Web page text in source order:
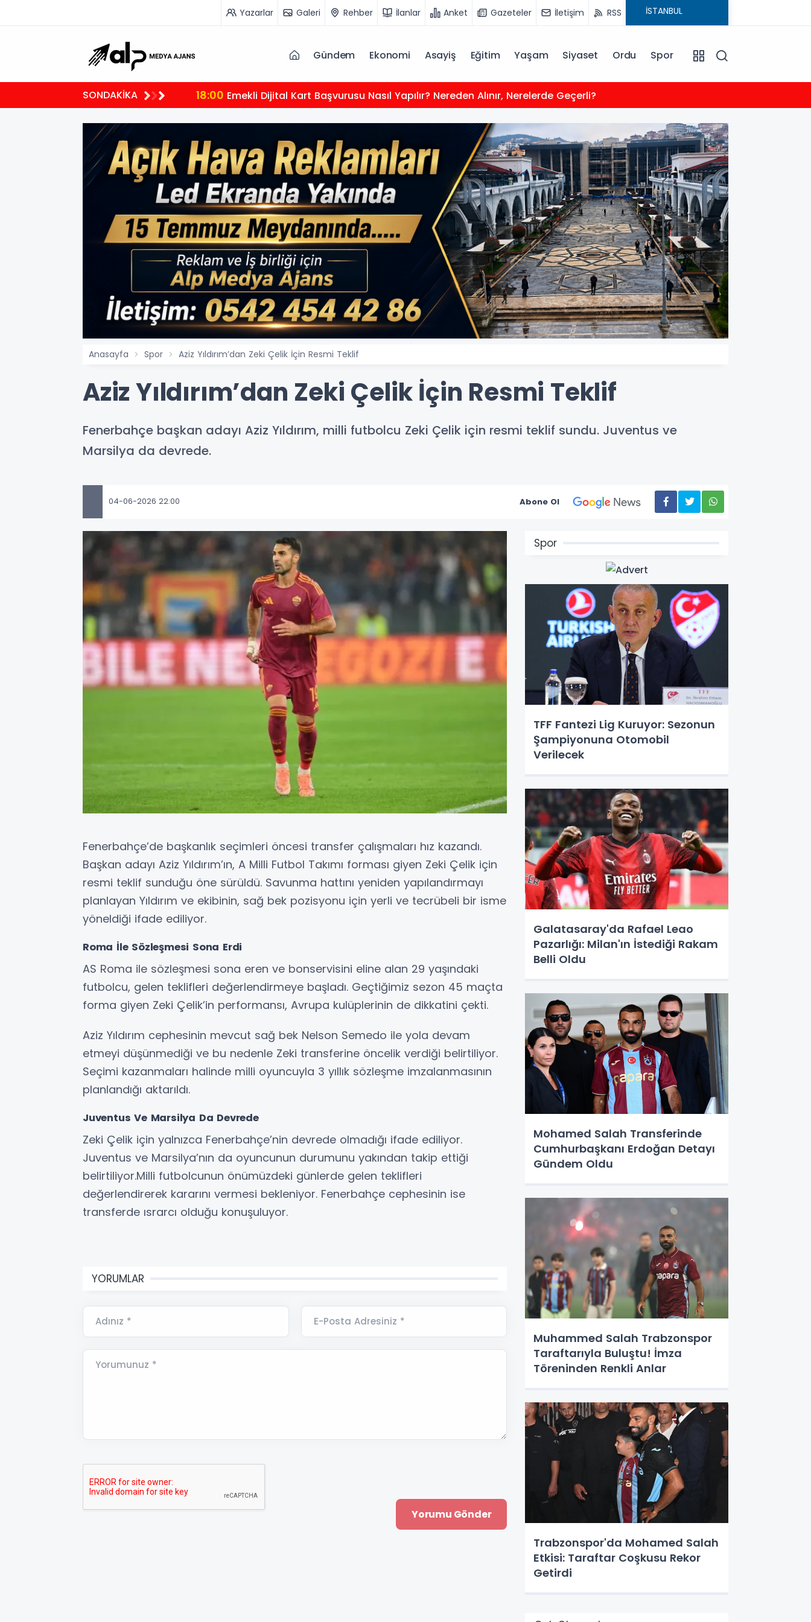
Yazarlar Galeri Rehber İlanlar Anket Gazeteler İletişim RSS
Gündem Ekonomi Asayiş Eğitim Yaşam Siyaset Ordu Spor
SONDAKİKA 18:00 Emekli Dijital Kart Başvurusu Nasıl Yapılır? Nereden Alınır, Nerelerde Geçerli?
Anasayfa Spor Aziz Yıldırım’dan Zeki Çelik İçin Resmi Teklif
Aziz Yıldırım’dan Zeki Çelik İçin Resmi Teklif
Fenerbahçe başkan adayı Aziz Yıldırım, milli futbolcu Zeki Çelik için resmi teklif sundu. Juventus ve
Marsilya da devrede.
04-06-2026 22:00 Abone Ol
Fenerbahçe’de başkanlık seçimleri öncesi transfer çalışmaları hız kazandı.
Başkan adayı Aziz Yıldırım’ın, A Milli Futbol Takımı forması giyen Zeki Çelik için
resmi teklif sunduğu öne sürüldü. Savunma hattını yeniden yapılandırmayı
planlayan Yıldırım ve ekibinin, sağ bek pozisyonu için yerli ve tecrübeli bir isme
yöneldiği ifade ediliyor.
Roma İle Sözleşmesi Sona Erdi
AS Roma ile sözleşmesi sona eren ve bonservisini eline alan 29 yaşındaki
futbolcu, gelen teklifleri değerlendirmeye başladı. Geçtiğimiz sezon 45 maçta
forma giyen Zeki Çelik’in performansı, Avrupa kulüplerinin de dikkatini çekti.
Aziz Yıldırım cephesinin mevcut sağ bek Nelson Semedo ile yola devam
etmeyi düşünmediği ve bu nedenle Zeki transferine öncelik verdiği belirtiliyor.
Seçimi kazanmaları halinde milli oyuncuyla 3 yıllık sözleşme imzalanmasının
planlandığı aktarıldı.
Juventus Ve Marsilya Da Devrede
Zeki Çelik için yalnızca Fenerbahçe’nin devrede olmadığı ifade ediliyor.
Juventus ve Marsilya’nın da oyuncunun durumunu yakından takip ettiği
belirtiliyor.Milli futbolcunun önümüzdeki günlerde gelen teklifleri
değerlendirerek kararını vermesi bekleniyor. Fenerbahçe cephesinin ise
transferde ısrarcı olduğu konuşuluyor.
YORUMLAR
Adınız * E-Posta Adresiniz *
Yorumunuz *
Spor
TFF Fantezi Lig Kuruyor: Sezonun
Şampiyonuna Otomobil
Verilecek
Galatasaray'da Rafael Leao
Pazarlığı: Milan'ın İstediği Rakam
Belli Oldu
Mohamed Salah Transferinde
Cumhurbaşkanı Erdoğan Detayı
Gündem Oldu
Muhammed Salah Trabzonspor
Taraftarıyla Buluştu! İmza
Töreninden Renkli Anlar
Trabzonspor'da Mohamed Salah
Etkisi: Taraftar Coşkusu Rekor
Getirdi